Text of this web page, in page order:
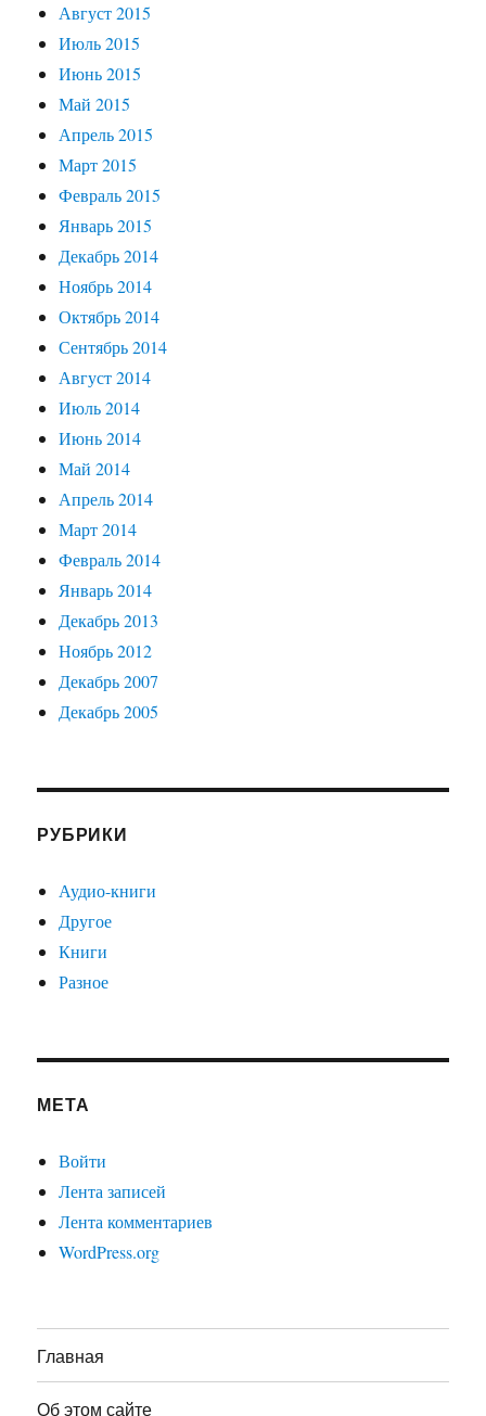
Август 2015
Июль 2015
Июнь 2015
Май 2015
Апрель 2015
Март 2015
Февраль 2015
Январь 2015
Декабрь 2014
Ноябрь 2014
Октябрь 2014
Сентябрь 2014
Август 2014
Июль 2014
Июнь 2014
Май 2014
Апрель 2014
Март 2014
Февраль 2014
Январь 2014
Декабрь 2013
Ноябрь 2012
Декабрь 2007
Декабрь 2005
РУБРИКИ
Аудио-книги
Другое
Книги
Разное
МЕТА
Войти
Лента записей
Лента комментариев
WordPress.org
Главная
Об этом сайте